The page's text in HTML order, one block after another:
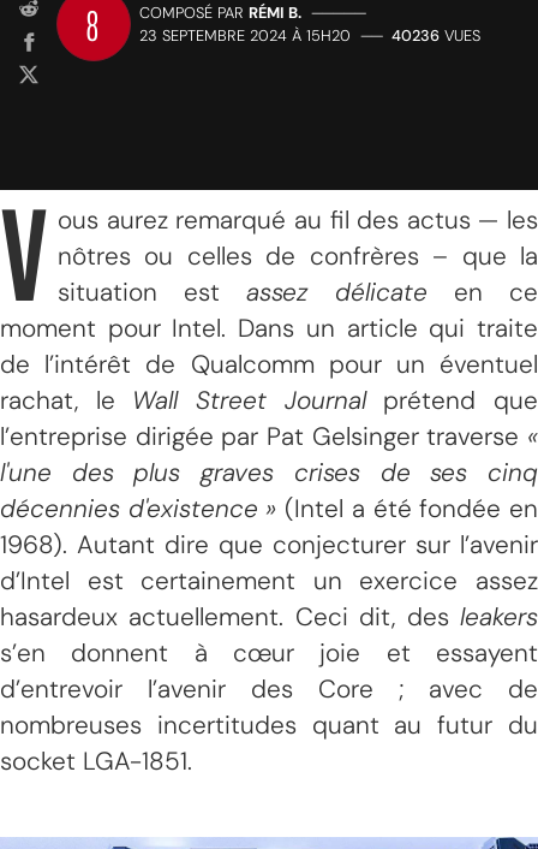
8 COMPOSÉ PAR RÉMI B. —————
23 SEPTEMBRE 2024 À 15H20 —— 40236 VUES
V ous aurez remarqué au fil des actus — les
nôtres ou celles de confrères – que la
situation estassez délicate en ce
moment pour Intel. Dans un article qui traite
de l’intérêt de Qualcomm pour un éventuel
rachat, le Wall Street Journalprétend que
l’entreprise dirigée par Pat Gelsinger traverse «
l'une des plus graves crises de ses cinq
décennies d'existence » (Intel a été fondée en
1968). Autant dire que conjecturer sur l’avenir
d’Intel est certainement un exercice assez
hasardeux actuellement. Ceci dit, des leakers
s’en donnent à cœur joie et essayent
d’entrevoir l’avenir des Core ; avec de
nombreuses incertitudes quant au futur du
socket LGA-1851.